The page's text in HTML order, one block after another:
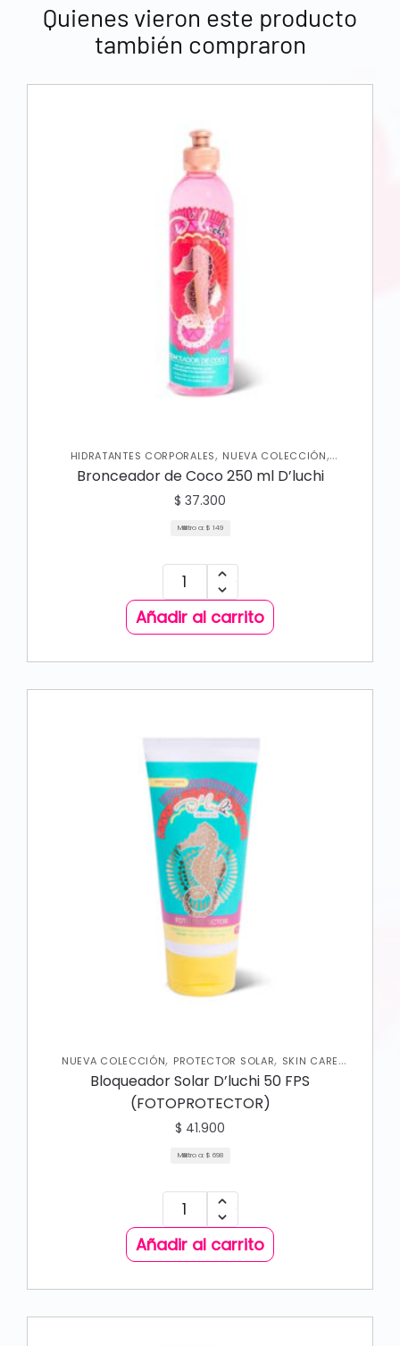
Quienes vieron este producto
también compraron
HIDRATANTES CORPORALES, NUEVA COLECCIÓN,
PROTECTOR SOLAR, SKIN CARE CORPORAL
Bronceador de Coco 250 ml D’luchi
$ 37.300
Mililitro a: $ 149
Añadir al carrito
NUEVA COLECCIÓN, PROTECTOR SOLAR, SKIN CARE
CORPORAL, SKIN CARE FACIAL
Bloqueador Solar D’luchi 50 FPS
(FOTOPROTECTOR)
$ 41.900
Mililitro a: $ 698
Añadir al carrito